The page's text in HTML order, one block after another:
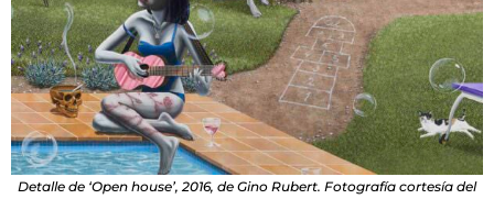
Detalle de ‘Open house’, 2016, de Gino Rubert. Fotografía cortesía del